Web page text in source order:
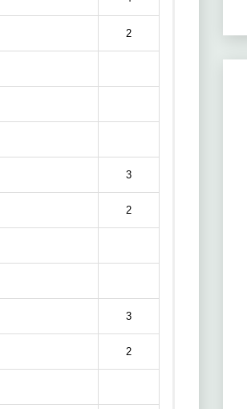
2
3
2
3
2